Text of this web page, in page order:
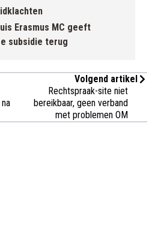
Erasmus MC geeft
subsidie terug
Volgend artikel
Rechtspraak-site niet
bereikbaar, geen verband
met problemen OM